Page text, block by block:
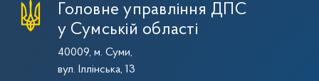
Головне управління ДПС
у Сумській області
40009, м. Суми,
вул. Іллінська, 13